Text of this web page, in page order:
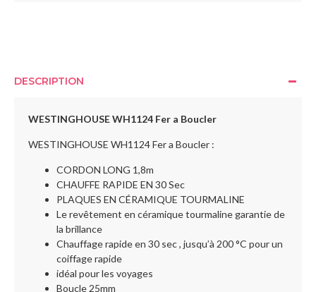
DESCRIPTION
WESTINGHOUSE WH1124 Fer a Boucler
WESTINGHOUSE WH1124 Fer a Boucler :
CORDON LONG 1,8m
CHAUFFE RAPIDE EN 30 Sec
PLAQUES EN CÉRAMIQUE TOURMALINE
Le revêtement en céramique tourmaline garantie de
la brillance
Chauffage rapide en 30 sec , jusqu’à 200 °C pour un
coiffage rapide
idéal pour les voyages
Boucle 25mm